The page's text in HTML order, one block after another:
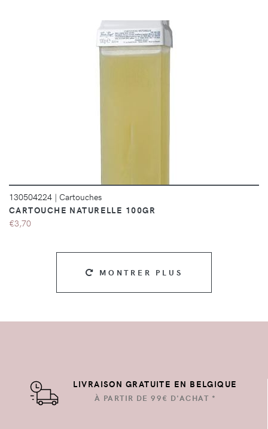
130504224 | Cartouches
CARTOUCHE NATURELLE 100GR
€3,70
MONTRER PLUS
LIVRAISON GRATUITE EN BELGIQUE
À PARTIR DE 99€ D'ACHAT *